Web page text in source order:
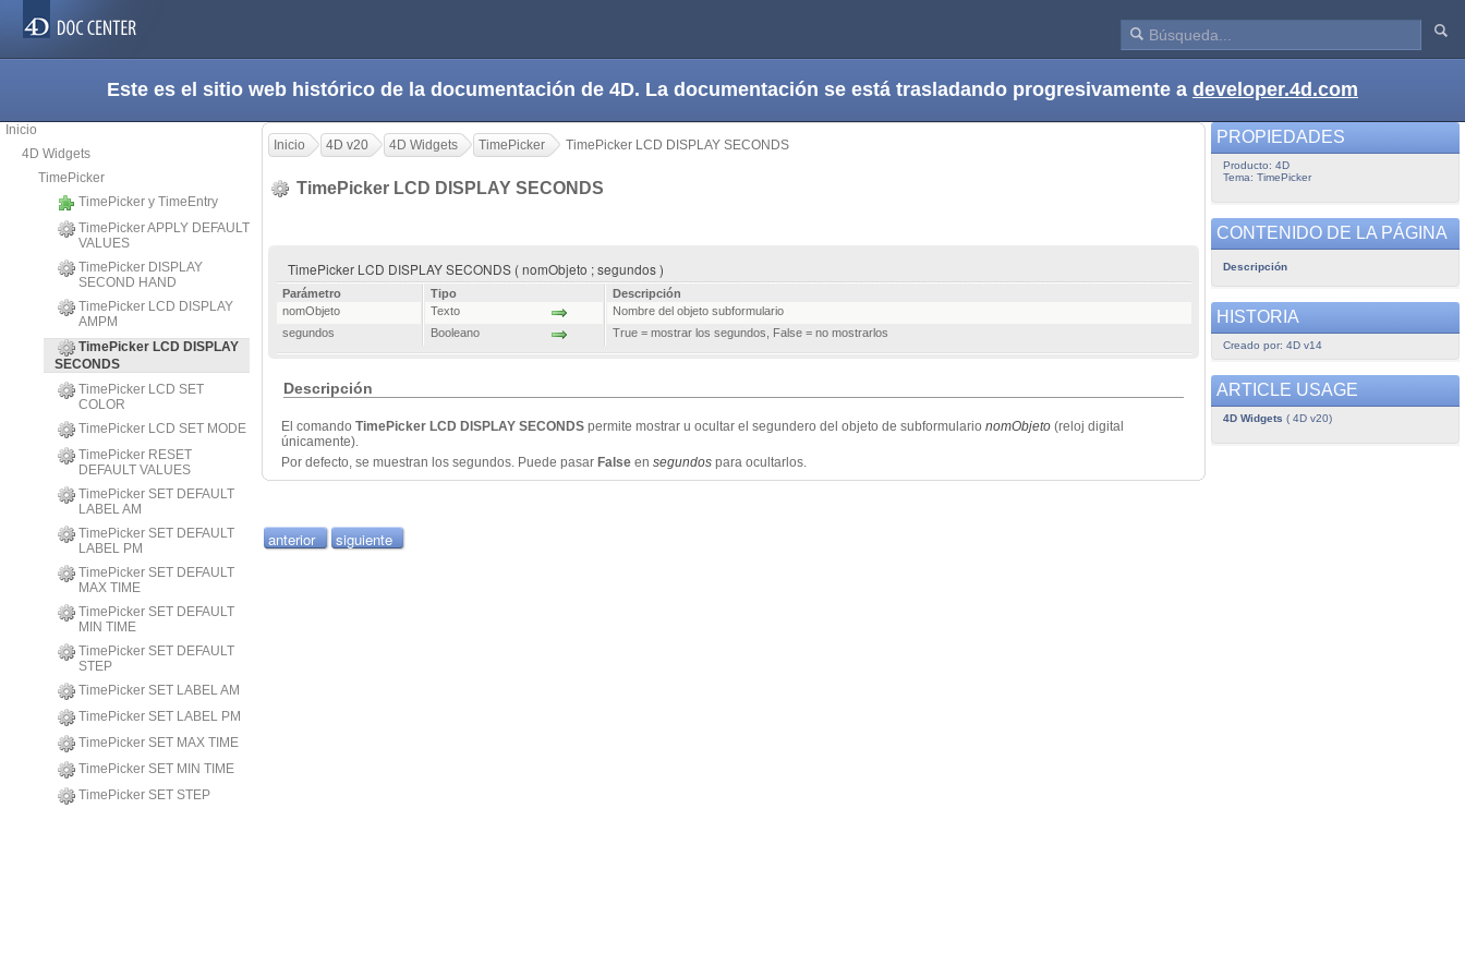
Este es el sitio web histórico de la documentación de 4D. La documentación se está trasladando progresivamente a developer.4d.com
Inicio
4D Widgets
TimePicker
TimePicker y TimeEntry
TimePicker APPLY DEFAULT
VALUES
TimePicker DISPLAY
SECOND HAND
TimePicker LCD DISPLAY
AMPM
TimePicker LCD DISPLAY
SECONDS
TimePicker LCD SET
COLOR
TimePicker LCD SET MODE
TimePicker RESET
DEFAULT VALUES
TimePicker SET DEFAULT
LABEL AM
TimePicker SET DEFAULT
LABEL PM
TimePicker SET DEFAULT
MAX TIME
TimePicker SET DEFAULT
MIN TIME
TimePicker SET DEFAULT
STEP
TimePicker SET LABEL AM
TimePicker SET LABEL PM
TimePicker SET MAX TIME
TimePicker SET MIN TIME
TimePicker SET STEP
Inicio 4D v20 4D Widgets TimePicker TimePicker LCD DISPLAY SECONDS
TimePicker LCD DISPLAY SECONDS
TimePicker LCD DISPLAY SECONDS ( nomObjeto ; segundos )
Parámetro Tipo
Descripción
nomObjeto
Texto
Nombre del objeto subformulario
segundos
Booleano True = mostrar los segundos, False = no mostrarlos
Descripción
El comando TimePicker LCD DISPLAY SECONDS permite mostrar u ocultar el segundero del objeto de subformulario nomObjeto (reloj digital
únicamente).
Por defecto, se muestran los segundos. Puede pasar False en segundos para ocultarlos.
anterior siguiente
PROPIEDADES
Producto: 4D
Tema: TimePicker
CONTENIDO DE LA PÁGINA
Descripción
HISTORIA
Creado por: 4D v14
ARTICLE USAGE
4D Widgets ( 4D v20)